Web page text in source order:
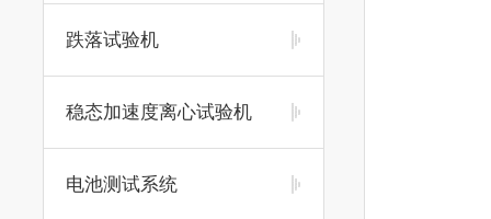
跌落试验机
稳态加速度离心试验机
电池测试系统